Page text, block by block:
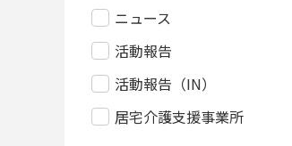
ニュース
活動報告
活動報告（IN）
居宅介護支援事業所